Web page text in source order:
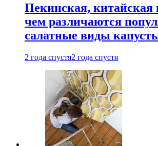
Пекинская, китайская
чем различаются
салатные виды
2 года спустя2 года спустя